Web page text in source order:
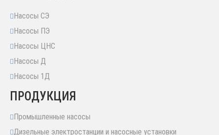
Насосы СЭ
Насосы ПЭ
Насосы ЦНС
Насосы Д
Насосы 1Д
ПРОДУКЦИЯ
Промышленные насосы
Дизельные электростанции и насосные установки